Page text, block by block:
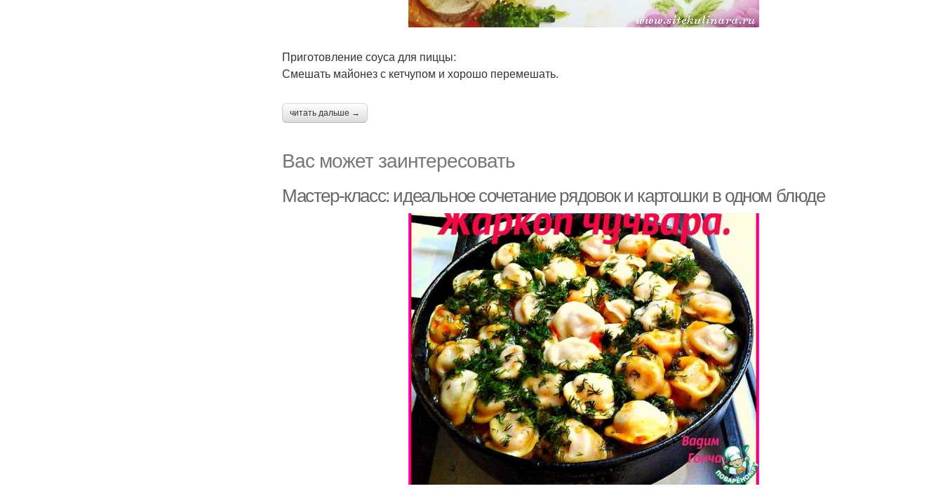
Приготовление соуса для пиццы:
Смешать майонез с кетчупом и хорошо перемешать.
читать дальше →
Вас может заинтересовать
Мастер-класс: идеальное сочетание рядовок и картошки в одном блюде